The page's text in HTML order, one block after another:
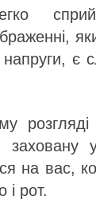
напруги, є
заховану
на вас,
і рот.